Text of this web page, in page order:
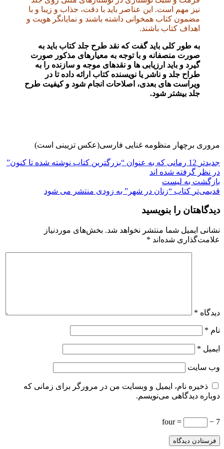
نیز مهم است. این عناصر باید با دقت، جذاب و زیبا و با
مضمون کتاب همخوانی داشته باشند و نمایانگر هویت و
اهداف کتاب باشند.
به طور کلی باید گفت که نقد طرح جلد کتاب باید به
صورت منصفانه و با توجه به معیارهای مذکور صورت
گیرد و باید ارزیابی ها و نقدهای موجه و سازنده را به
طراح جلد و ناشر یا نویسنده کتاب ارائه داده تا در
ویراست های بعدی، اصلاحات انجام شود و کیفیت طرح
جلد بیشتر شود.
مروری برچهار منظومه غنایی فارسی(عکس تزیینی است)
جدیدتر
12 رمانی که به عنوان “بزرگترین کتاب نوشته شده تا کنون”
در نظر گرفته شده اند
بازگشت بە لیست
قدیمی‌تر کتاب “زنان در شهر” به زودی منتشر می شود
دیدگاهتان را بنویسید
نشانی ایمیل شما منتشر نخواهد شد. بخش‌های موردنیاز
علامت‌گذاری شده‌اند *
دیدگاه *
نام *
ایمیل *
وب‌ سایت
ذخیره نام، ایمیل و وبسایت من در مرورگر برای زمانی که
دوباره دیدگاهی می‌نویسم.
7 −
= four